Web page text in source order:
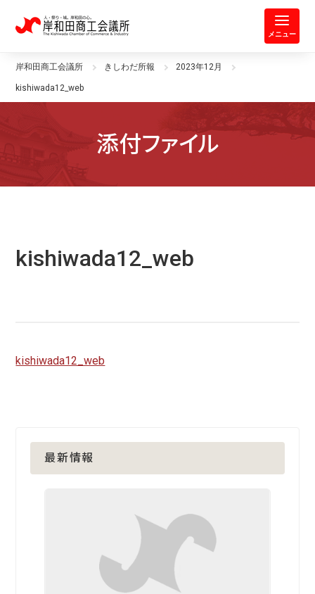
岸和田商工会議所 | 人・祭り・城。
メニュー
岸和田商工会議所 きしわだ所報 2023年12月
kishiwada12_web
添付ファイル
kishiwada12_web
kishiwada12_web
最新情報